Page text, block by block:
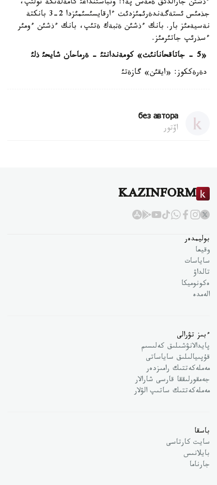
ءذشئن جارالدئق ةمةس پة؟! وتباسئنداعئ كامةلةتكة تولئپ،
جذمئس ئستةگةندةرئمئزدئث ءارقايسئسئمئزدا 2-3 بانكتة
نةسيةمئز بار. بانك ءذشئن ةثبةك ةتئپ، بانك ءذشئن ءومئر
ءسذرئپ جاتئرمئز.
«5 - جاتاقحانانئث» كومةندانتئ - ةرماحان شايحئ ذلئ
دةرةككوز: «ايقئن» گازةتئ
без автора
اۆتور
KAZINFORM
بوليمدەر
وقيعا
ساياسات
تالداۋ
ەكونوميكا
الەمدە
ءبىز تۋرالى
پايدالانۋشىلىق كەلىسىم
قۇپىيالىلىق ساياساتى
مەملەكەتتىك رامىزدەر
جەمقورلىققا قارسى شارالار
مەملەكەتتىك ساتىپ الۋلار
باسقا
سايت كارتاسى
بايلانىس
جارناما